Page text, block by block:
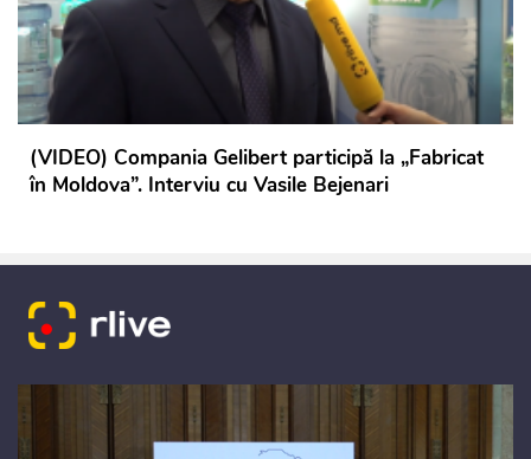
(VIDEO) Compania Gelibert participă la „Fabricat
în Moldova”. Interviu cu Vasile Bejenari